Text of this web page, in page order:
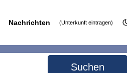
Nachrichten (Unterkunft eintragen)
Suchen